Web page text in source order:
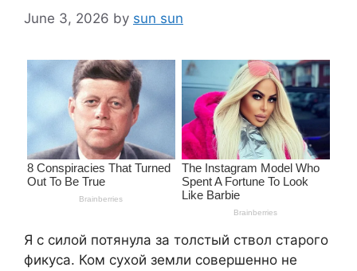
June 3, 2026 by sun sun
Я с силой потянула за толстый ствол старого
фикуса. Ком сухой земли совершенно не